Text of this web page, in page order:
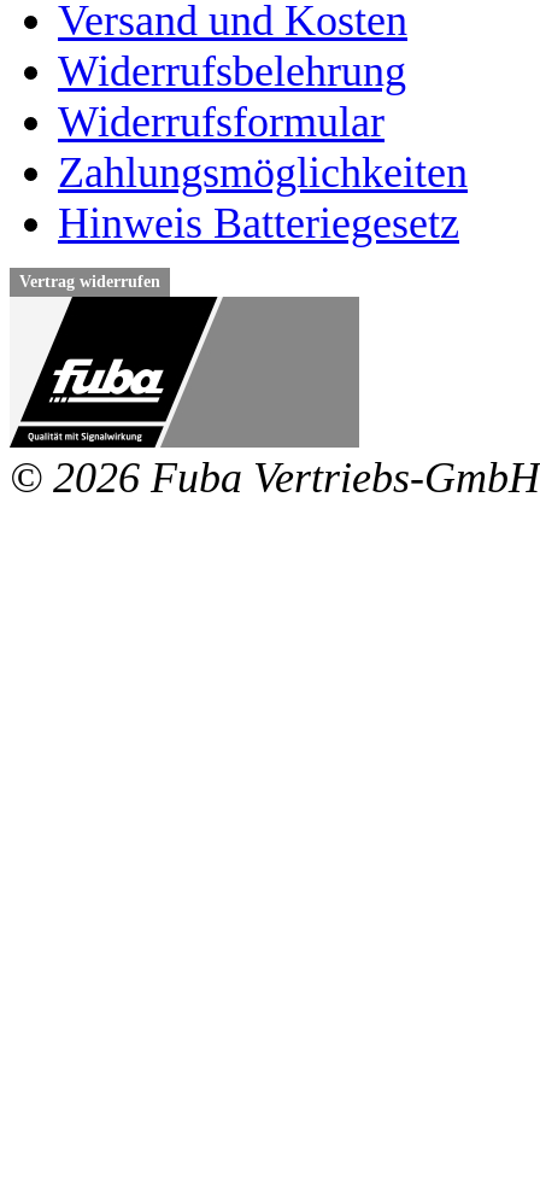
Versand und Kosten
Widerrufsbelehrung
Widerrufsformular
Zahlungsmöglichkeiten
Hinweis Batteriegesetz
Vertrag widerrufen
© 2026 Fuba Vertriebs-GmbH